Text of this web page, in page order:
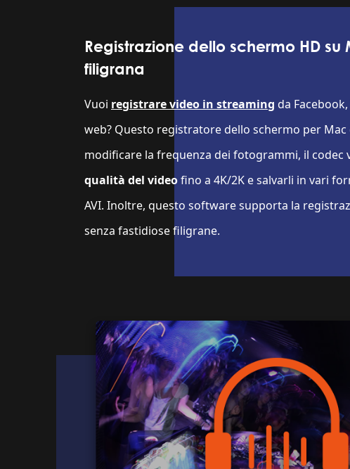
Registrazione dello schermo HD su
filigrana
Vuoi registrare video in streaming da
web? Questo registratore dello schermo per Mac
modificare la frequenza dei fotogrammi, il codec
qualità del videofino a 4K/2K e salvarli in vari
AVI. Inoltre, questo software supporta la
senza fastidiose filigrane.